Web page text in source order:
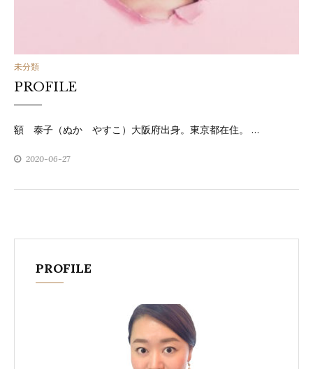
カ
テ
未分類
PROFILE
額 泰子（ぬか やすこ）大阪府出身。東京都在住。 …
2020-06-27
PROFILE